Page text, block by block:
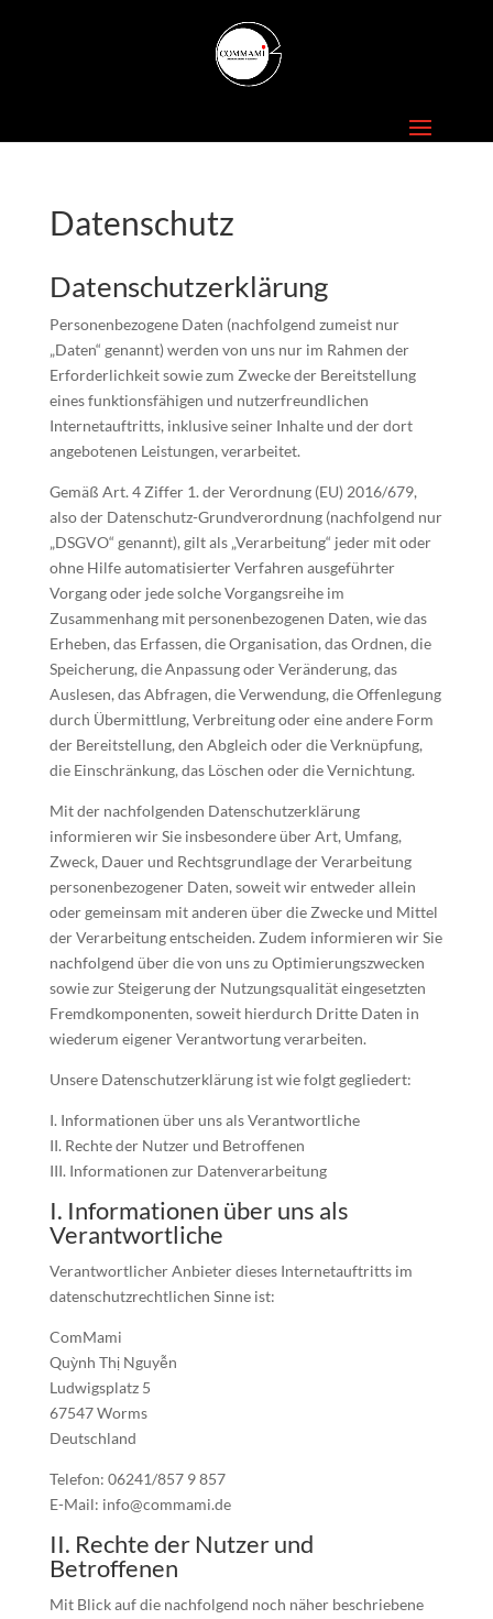
Datenschutz
Datenschutzerklärung
Personenbezogene Daten (nachfolgend zumeist nur
„Daten“ genannt) werden von uns nur im Rahmen der
Erforderlichkeit sowie zum Zwecke der Bereitstellung
eines funktionsfähigen und nutzerfreundlichen
Internetauftritts, inklusive seiner Inhalte und der dort
angebotenen Leistungen, verarbeitet.
Gemäß Art. 4 Ziffer 1. der Verordnung (EU) 2016/679,
also der Datenschutz-Grundverordnung (nachfolgend nur
„DSGVO“ genannt), gilt als „Verarbeitung“ jeder mit oder
ohne Hilfe automatisierter Verfahren ausgeführter
Vorgang oder jede solche Vorgangsreihe im
Zusammenhang mit personenbezogenen Daten, wie das
Erheben, das Erfassen, die Organisation, das Ordnen, die
Speicherung, die Anpassung oder Veränderung, das
Auslesen, das Abfragen, die Verwendung, die Offenlegung
durch Übermittlung, Verbreitung oder eine andere Form
der Bereitstellung, den Abgleich oder die Verknüpfung,
die Einschränkung, das Löschen oder die Vernichtung.
Mit der nachfolgenden Datenschutzerklärung
informieren wir Sie insbesondere über Art, Umfang,
Zweck, Dauer und Rechtsgrundlage der Verarbeitung
personenbezogener Daten, soweit wir entweder allein
oder gemeinsam mit anderen über die Zwecke und Mittel
der Verarbeitung entscheiden. Zudem informieren wir Sie
nachfolgend über die von uns zu Optimierungszwecken
sowie zur Steigerung der Nutzungsqualität eingesetzten
Fremdkomponenten, soweit hierdurch Dritte Daten in
wiederum eigener Verantwortung verarbeiten.
Unsere Datenschutzerklärung ist wie folgt gegliedert:
I. Informationen über uns als Verantwortliche
II. Rechte der Nutzer und Betroffenen
III. Informationen zur Datenverarbeitung
I. Informationen über uns als
Verantwortliche
Verantwortlicher Anbieter dieses Internetauftritts im
datenschutzrechtlichen Sinne ist:
ComMami
Quỳnh Thị Nguyễn
Ludwigsplatz 5
67547 Worms
Deutschland
Telefon: 06241/857 9 857
E-Mail: info@commami.de
II. Rechte der Nutzer und
Betroffenen
Mit Blick auf die nachfolgend noch näher beschriebene